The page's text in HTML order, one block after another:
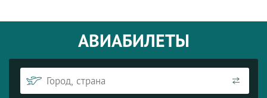
АВИАБИЛЕТЫ